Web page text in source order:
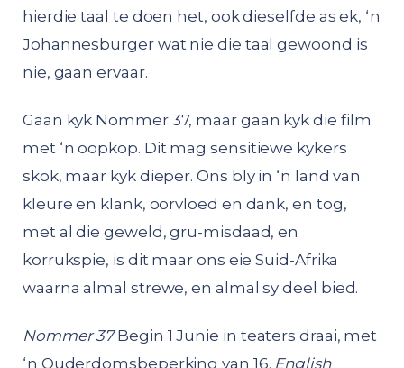
hierdie taal te doen het, ook dieselfde as ek, ‘n
Johannesburger wat nie die taal gewoond is
nie, gaan ervaar.
Gaan kyk Nommer 37, maar gaan kyk die film
met ‘n oopkop. Dit mag sensitiewe kykers
skok, maar kyk dieper. Ons bly in ‘n land van
kleure en klank, oorvloed en dank, en tog,
met al die geweld, gru-misdaad, en
korrukspie, is dit maar ons eie Suid-Afrika
waarna almal strewe, en almal sy deel bied.
Nommer 37Begin 1 Junie in teaters draai, met
‘n Ouderdomsbeperking van 16. English